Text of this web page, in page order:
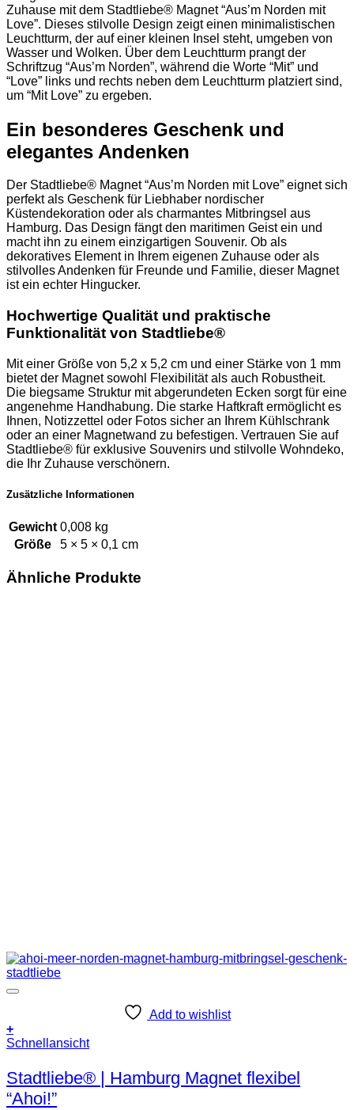
Zuhause mit dem Stadtliebe® Magnet “Aus’m Norden mit
Love”. Dieses stilvolle Design zeigt einen minimalistischen
Leuchtturm, der auf einer kleinen Insel steht, umgeben von
Wasser und Wolken. Über dem Leuchtturm prangt der
Schriftzug “Aus’m Norden”, während die Worte “Mit” und
“Love” links und rechts neben dem Leuchtturm platziert sind,
um “Mit Love” zu ergeben.
Ein besonderes Geschenk und
elegantes Andenken
Der Stadtliebe® Magnet “Aus’m Norden mit Love” eignet sich
perfekt als Geschenk für Liebhaber nordischer
Küstendekoration oder als charmantes Mitbringsel aus
Hamburg. Das Design fängt den maritimen Geist ein und
macht ihn zu einem einzigartigen Souvenir. Ob als
dekoratives Element in Ihrem eigenen Zuhause oder als
stilvolles Andenken für Freunde und Familie, dieser Magnet
ist ein echter Hingucker.
Hochwertige Qualität und praktische
Funktionalität von Stadtliebe®
Mit einer Größe von 5,2 x 5,2 cm und einer Stärke von 1 mm
bietet der Magnet sowohl Flexibilität als auch Robustheit.
Die biegsame Struktur mit abgerundeten Ecken sorgt für eine
angenehme Handhabung. Die starke Haftkraft ermöglicht es
Ihnen, Notizzettel oder Fotos sicher an Ihrem Kühlschrank
oder an einer Magnetwand zu befestigen. Vertrauen Sie auf
Stadtliebe® für exklusive Souvenirs und stilvolle Wohndeko,
die Ihr Zuhause verschönern.
Zusätzliche Informationen
Gewicht 0,008 kg
Größe
5 × 5 × 0,1 cm
Ähnliche Produkte
Add to wishlist
+
Schnellansicht
Stadtliebe® | Hamburg Magnet flexibel
“Ahoi!”